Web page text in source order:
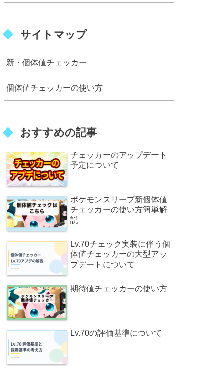
サイトマップ
新・個体値チェッカー
個体値チェッカーの使い方
おすすめの記事
チェッカーのアップデート
予定について
ポケモンスリープ新個体値
チェッカーの使い方簡単解
説
Lv.70チェック実装に伴う個
体値チェッカーの大型アッ
プデートについて
期待値チェッカーの使い方
Lv.70の評価基準について